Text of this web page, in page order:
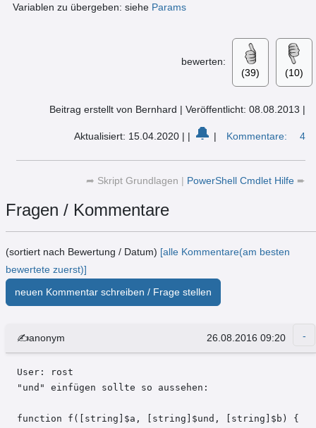
Variablen zu übergeben: siehe Params
bewerten:
(39)
(10)
Beitrag erstellt von Bernhard | Veröffentlicht: 08.08.2013 |
Aktualisiert: 15.04.2020 | | 🔔 | Kommentare: 4
➦ Skript Grundlagen | PowerShell Cmdlet Hilfe ➨
Fragen / Kommentare
(sortiert nach Bewertung / Datum) [alle Kommentare(am besten
bewertete zuerst)]
neuen Kommentar schreiben / Frage stellen
✍anonym 26.08.2016 09:20
User: rost
"und" einfügen sollte so aussehen:
function f([string]$a, [string]$und, [string]$b) {